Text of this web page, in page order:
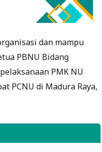
dan mampu
PBNU Bidang
PMK NU
PCNU di Madura Raya,